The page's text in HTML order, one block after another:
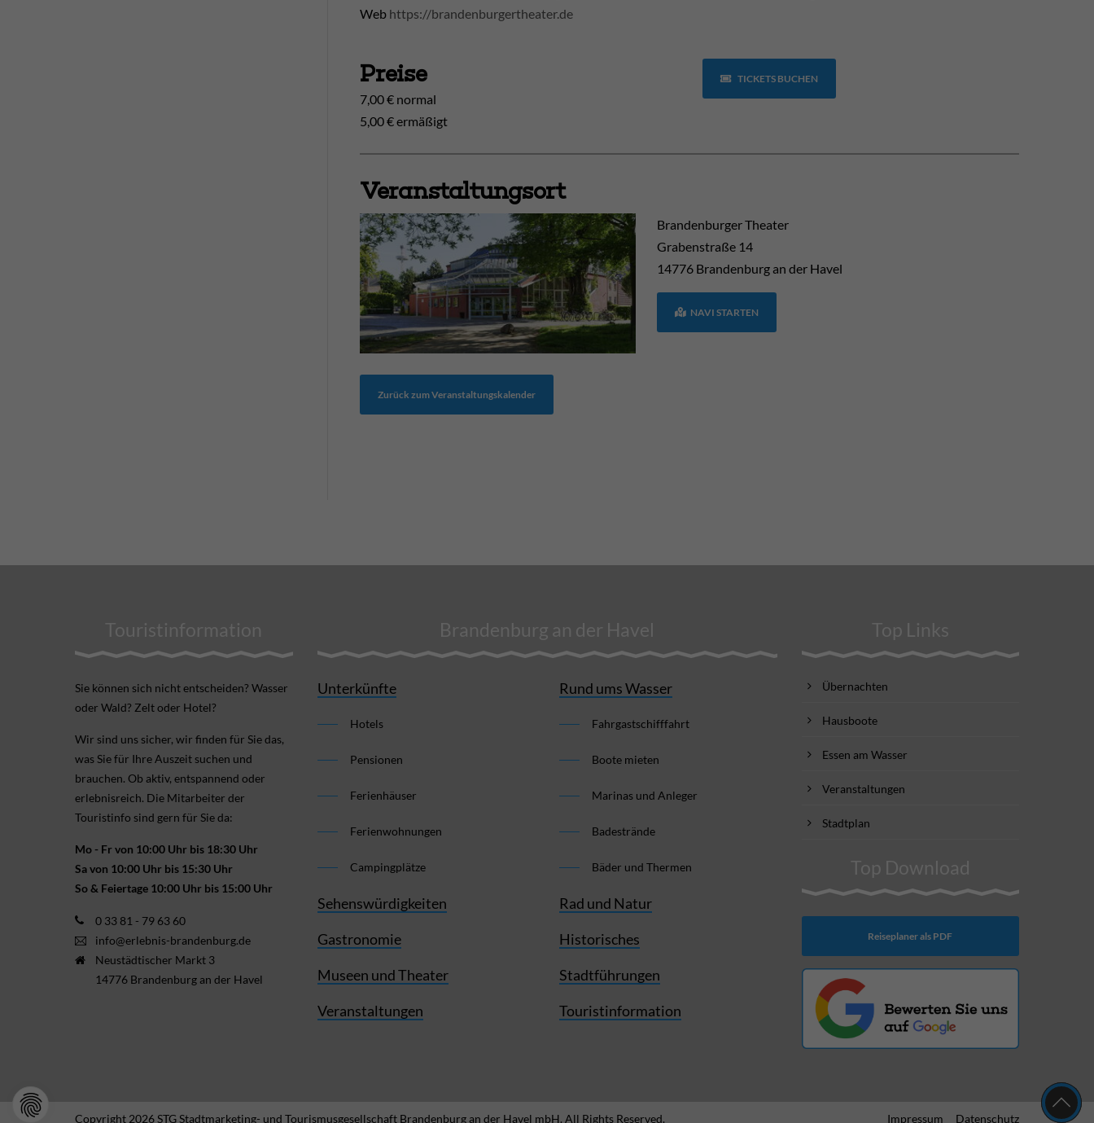
Web https://brandenburgertheater.de
Preise
7,00 € normal
5,00 € ermäßigt
TICKETS BUCHEN
Veranstaltungsort
Brandenburger Theater
Grabenstraße 14
14776 Brandenburg an der Havel
NAVI STARTEN
Zurück zum Veranstaltungskalender
Touristinformation
Sie können sich nicht ent­scheiden? Wasser
oder Wald? Zelt oder Hotel?
Wir sind uns sicher, wir finden für Sie das,
was Sie für Ihre Aus­zeit suchen und
brauchen. Ob aktiv, ent­spannend oder
erlebnis­reich. Die Mitarbeiter der
Touristinfo sind gern für Sie da:
Mo - Fr von 10:00 Uhr bis 18:30 Uhr
Sa von 10:00 Uhr bis 15:30 Uhr
So & Feiertage 10:00 Uhr bis 15:00 Uhr
0 33 81 - 79 63 60
info@erlebnis-brandenburg.de
Neustädtischer Markt 3
14776 Brandenburg an der Havel
Brandenburg an der Havel
Unterkünfte
Hotels
Pensionen
Ferienhäuser
Ferienwohnungen
Campingplätze
Sehenswürdigkeiten
Gastronomie
Museen und Theater
Veranstaltungen
Rund ums Wasser
Fahrgastschifffahrt
Boote mieten
Marinas und Anleger
Badestrände
Bäder und Thermen
Rad und Natur
Historisches
Stadtführungen
Touristinformation
Top Links
Übernachten
Hausboote
Essen am Wasser
Veranstaltungen
Stadtplan
Top Download
Reiseplaner als PDF
Copyright 2026 STG Stadtmarketing- und Tourismusgesellschaft Brandenburg an der Havel mbH. All Rights Reserved. Impressum Datenschutz